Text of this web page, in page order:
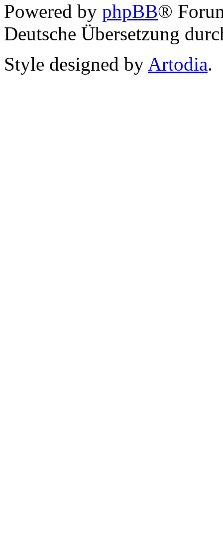
Powered by phpBB®
Deutsche Übersetzung
Style designed by Artodia.